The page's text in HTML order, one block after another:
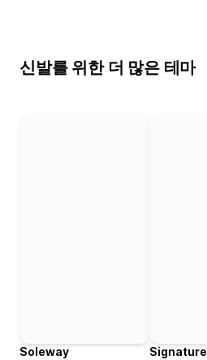
신발를 위한 더 많은 테마
Soleway
Signature